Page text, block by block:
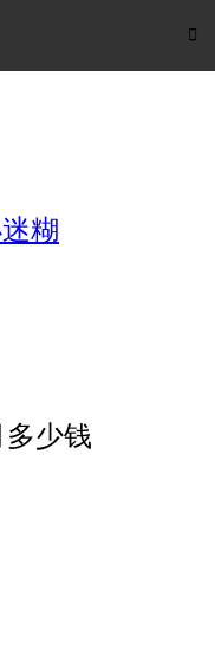

糊
少钱